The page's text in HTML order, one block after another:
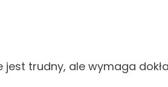
trudny, ale wymaga